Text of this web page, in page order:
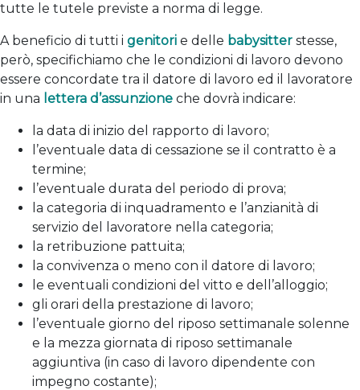
tutte le tutele previste a norma di legge.
A beneficio di tutti i genitori e delle babysitter stesse,
però, specifichiamo che le condizioni di lavoro devono
essere concordate tra il datore di lavoro ed il lavoratore
in una lettera d’assunzione che dovrà indicare:
la data di inizio del rapporto di lavoro;
l’eventuale data di cessazione se il contratto è a
termine;
l’eventuale durata del periodo di prova;
la categoria di inquadramento e l’anzianità di
servizio del lavoratore nella categoria;
la retribuzione pattuita;
la convivenza o meno con il datore di lavoro;
le eventuali condizioni del vitto e dell’alloggio;
gli orari della prestazione di lavoro;
l’eventuale giorno del riposo settimanale solenne
e la mezza giornata di riposo settimanale
aggiuntiva (in caso di lavoro dipendente con
impegno costante);